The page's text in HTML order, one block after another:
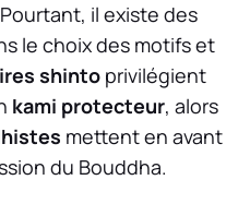
il existe des
le choix des motifs et
shinto privilégient
kami protecteur, alors
mettent en avant
du Bouddha.